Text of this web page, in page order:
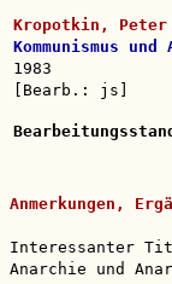
Kropotkin, Peter
Kommunismus und
1983
[Bearb.: js]
Anmerkungen,
Interessanter
Anarchie und